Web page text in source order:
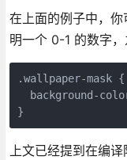
在上面的例子中，
明一个 0-1 的数字
.wallpaper-mask {
background-
上文已经提到在编